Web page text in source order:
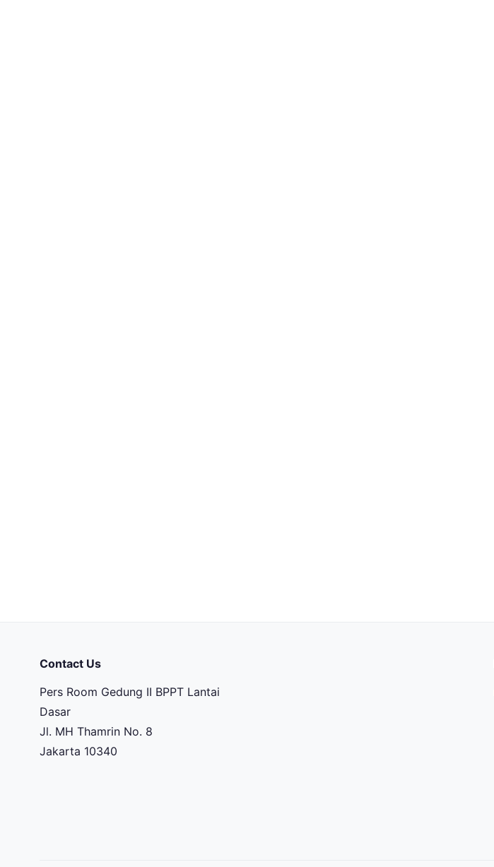
Contact Us
Pers Room Gedung II BPPT Lantai
Dasar
Jl. MH Thamrin No. 8
Jakarta 10340